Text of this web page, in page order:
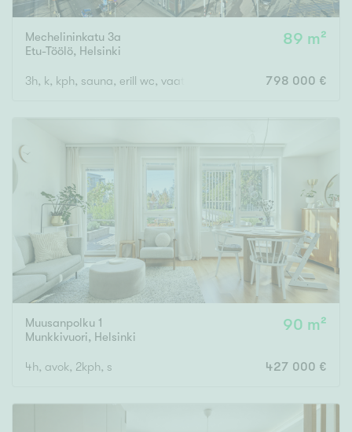
Mechelininkatu 3a
Etu-Töölö, Helsinki
89 m²
3h, k, kph, sauna, erill wc, vaateh, parveke 798 000 €
Muusanpolku 1
Munkkivuori, Helsinki
90 m²
4h, avok, 2kph, s 427 000 €